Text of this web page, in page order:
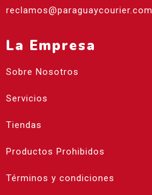
reclamos@paraguaycourier.com
La Empresa
Sobre Nosotros
Servicios
Tiendas
Productos Prohibidos
Términos y condiciones